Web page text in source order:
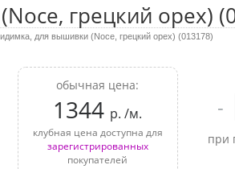
грецкий орех)
для вышивки (Noce, грецкий орех) (013178)
обычная цена:
1344 р. /м.
клубная цена доступна для
зарегистрированных
покупателей
при